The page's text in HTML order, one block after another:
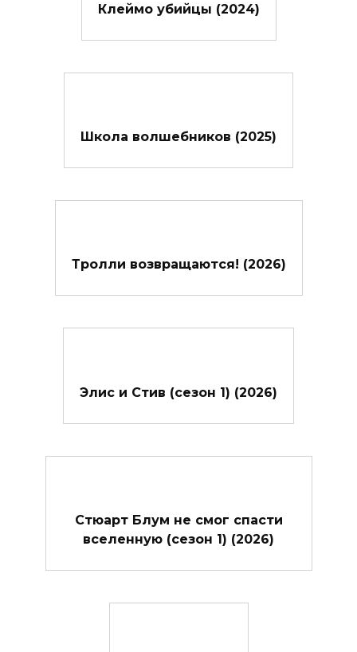
Клеймо убийцы (2024)
Школа волшебников (2025)
Тролли возвращаются! (2026)
Элис и Стив (сезон 1) (2026)
Стюарт Блум не смог спасти
вселенную (сезон 1) (2026)